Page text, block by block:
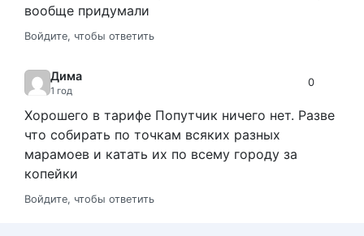
вообще придумали
Войдите, чтобы ответить
Дима
1 год
0
Хорошего в тарифе Попутчик ничего нет. Разве
что собирать по точкам всяких разных
марамоев и катать их по всему городу за
копейки
Войдите, чтобы ответить